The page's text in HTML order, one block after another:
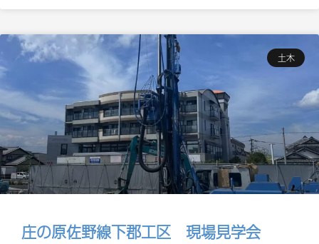
土木
庄の原佐野線下郡工区 現場見学会